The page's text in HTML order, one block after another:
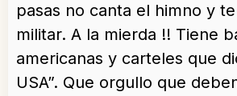
pasas no canta el himno y
militar. A la mierda !! Tiene
americanas y carteles que
USA”. Que orgullo que